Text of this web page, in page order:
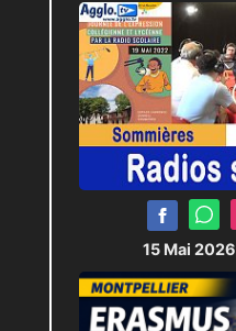
15 Mai 2026